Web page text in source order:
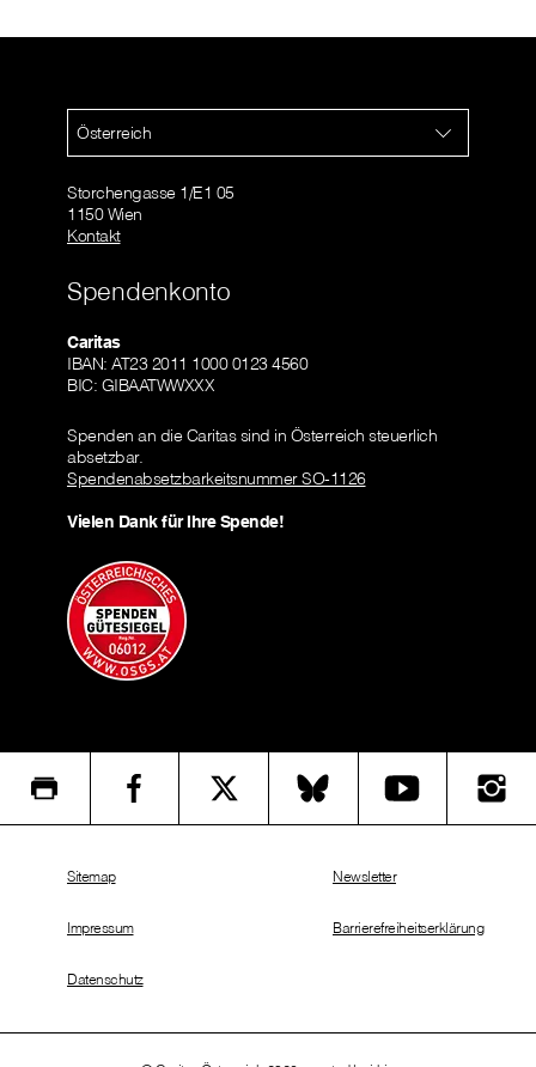
Österreich
Storchengasse 1/E1 05
1150 Wien
Kontakt
Spendenkonto
Caritas
IBAN: AT23 2011 1000 0123 4560
BIC: GIBAATWWXXX
Spenden an die Caritas sind in Österreich steuerlich
absetzbar.
Spendenabsetzbarkeitsnummer SO-1126
Vielen Dank für Ihre Spende!
Sitemap
Impressum
Datenschutz
Newsletter
Barrierefreiheitserklärung